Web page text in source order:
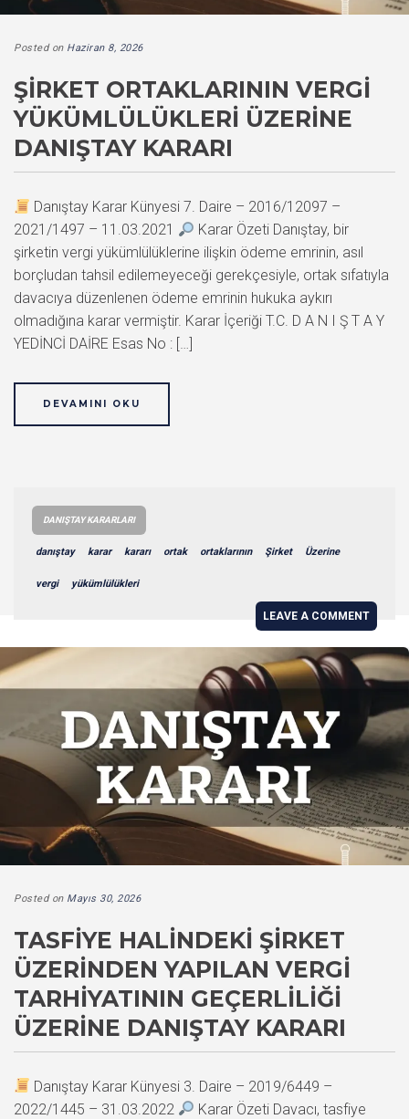
Posted on Haziran 8, 2026
ŞIRKET ORTAKLARININ VERGI
YÜKÜMLÜLÜKLERI ÜZERINE
DANIŞTAY KARARI
Danıştay Karar Künyesi 7. Daire – 2016/12097 –
2021/1497 – 11.03.2021
Karar Özeti Danıştay, bir
şirketin vergi yükümlülüklerine ilişkin ödeme emrinin, asıl
borçludan tahsil edilemeyeceği gerekçesiyle, ortak sıfatıyla
davacıya düzenlenen ödeme emrinin hukuka aykırı
olmadığına karar vermiştir. Karar İçeriği T.C. D A N I Ş T A Y
YEDİNCİ DAİRE Esas No : […]
DEVAMINI OKU
DANIŞTAY KARARLARI
danıştay karar kararı ortak ortaklarının Şirket Üzerine
vergi yükümlülükleri
LEAVE A COMMENT
Posted on Mayıs 30, 2026
TASFIYE HALINDEKI ŞIRKET
ÜZERINDEN YAPILAN VERGI
TARHIYATININ GEÇERLILIĞI
ÜZERINE DANIŞTAY KARARI
Danıştay Karar Künyesi 3. Daire – 2019/6449 –
2022/1445 – 31.03.2022
Karar Özeti Davacı, tasfiye